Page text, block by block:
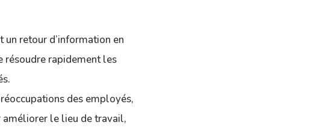
un retour d’information en
résoudre rapidement les
des employés,
améliorer le lieu de travail,